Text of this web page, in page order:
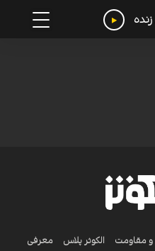
و مقاومت الکوثر پلاس
معرفی